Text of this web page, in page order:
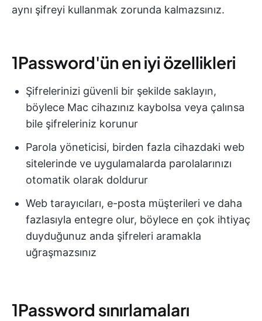
aynı şifreyi kullanmak zorunda kalmazsınız.
1Password'ün en iyi özellikleri
Şifrelerinizi güvenli bir şekilde saklayın,
böylece Mac cihazınız kaybolsa veya çalınsa
bile şifreleriniz korunur
Parola yöneticisi, birden fazla cihazdaki web
sitelerinde ve uygulamalarda parolalarınızı
otomatik olarak doldurur
Web tarayıcıları, e-posta müşterileri ve daha
fazlasıyla entegre olur, böylece en çok ihtiyaç
duyduğunuz anda şifreleri aramakla
uğraşmazsınız
1Password sınırlamaları